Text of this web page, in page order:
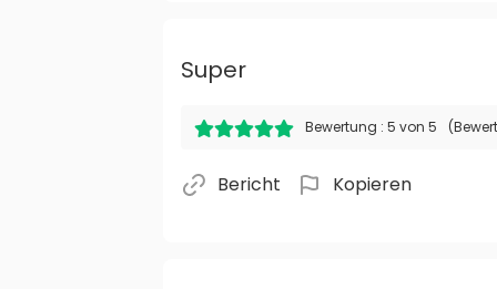
Super
Bewertung : 5 von 5
Bericht Kopieren